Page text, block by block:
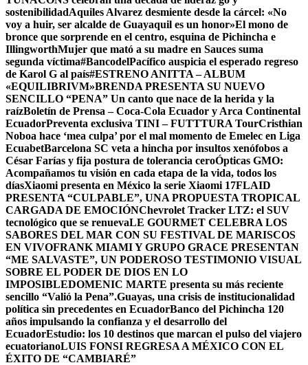
sostenibilidadAquiles Alvarez desmiente desde la cárcel: «No
voy a huir, ser alcalde de Guayaquil es un honor»El mono de
bronce que sorprende en el centro, esquina de Pichincha e
IllingworthMujer que mató a su madre en Sauces suma
segunda víctima#BancodelPacífico auspicia el esperado regreso
de Karol G al país#ESTRENO ANITTA – ALBUM
«EQUILIBRIVM»BRENDA PRESENTA SU NUEVO
SENCILLO “PENA” Un canto que nace de la herida y la
raízBoletín de Prensa – Coca-Cola Ecuador y Arca Continental
EcuadorPreventa exclusiva TINI – FUTTTURA TourCristhian
Noboa hace ‘mea culpa’ por el mal momento de Emelec en Liga
EcuabetBarcelona SC veta a hincha por insultos xenófobos a
César Farías y fija postura de tolerancia ceroÓpticas GMO:
Acompañamos tu visión en cada etapa de la vida, todos los
díasXiaomi presenta en México la serie Xiaomi 17FLAID
PRESENTA “CULPABLE”, UNA PROPUESTA TROPICAL
CARGADA DE EMOCIÓNChevrolet Tracker LTZ: el SUV
tecnológico que se renuevaLE GOURMET CELEBRA LOS
SABORES DEL MAR CON SU FESTIVAL DE MARISCOS
EN VIVOFRANK MIAMI Y GRUPO GRACE PRESENTAN
“ME SALVASTE”, UN PODEROSO TESTIMONIO VISUAL
SOBRE EL PODER DE DIOS EN LO
IMPOSIBLEDOMENIC MARTE presenta su más reciente
sencillo “Valió la Pena”.Guayas, una crisis de institucionalidad
política sin precedentes en EcuadorBanco del Pichincha 120
años impulsando la confianza y el desarrollo del
EcuadorEstudio: los 10 destinos que marcan el pulso del viajero
ecuatorianoLUIS FONSI REGRESA A MÉXICO CON EL
ÉXITO DE “CAMBIARÉ”